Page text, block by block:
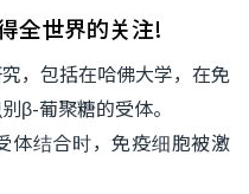
全世界的关注!
，包括在哈佛大学，在免
β-葡聚糖的受体。
体结合时，免疫细胞被激